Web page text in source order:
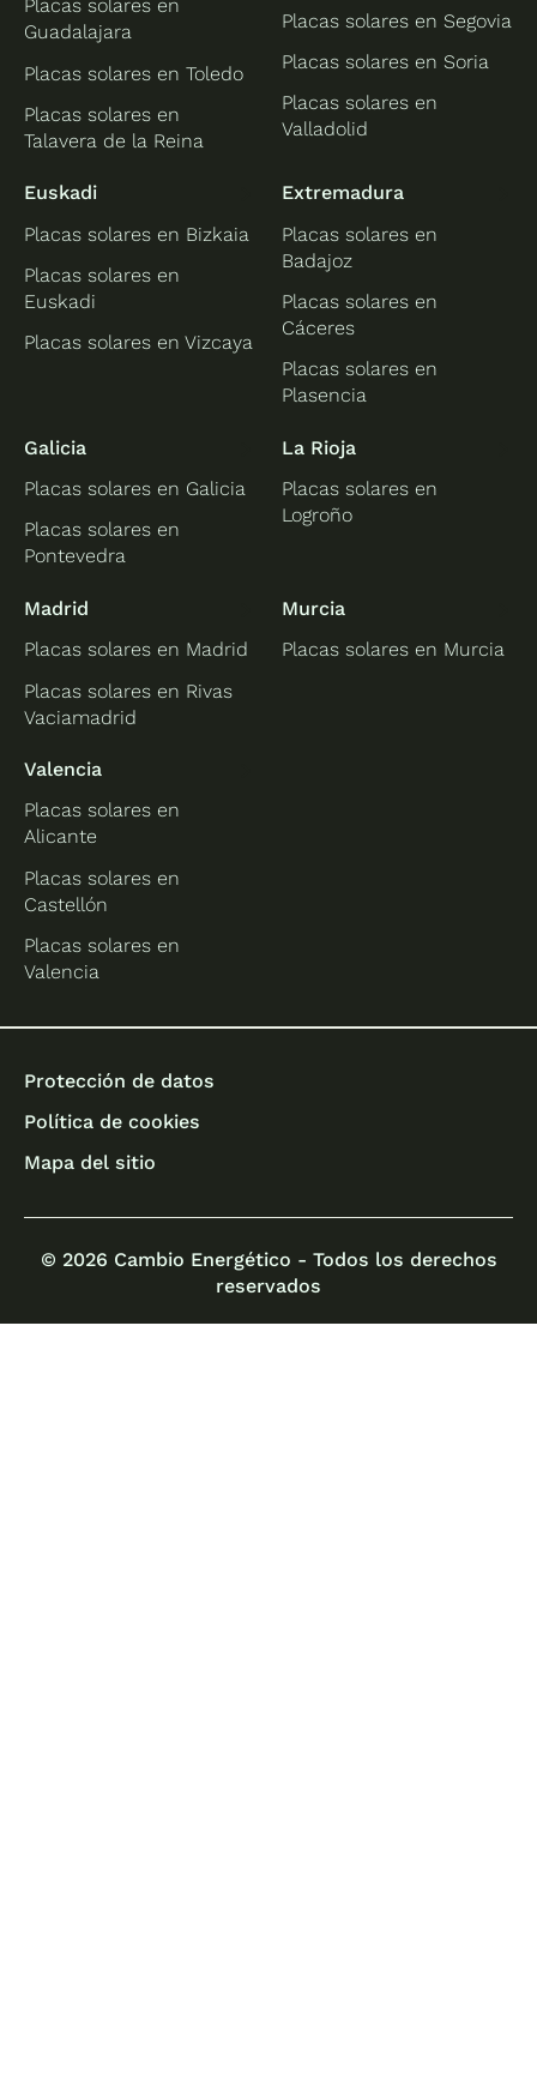
Placas solares en
Guadalajara
Placas solares en Toledo
Placas solares en
Talavera de la Reina
Placas solares en Segovia
Placas solares en Soria
Placas solares en
Valladolid
Euskadi
Placas solares en Bizkaia
Placas solares en
Euskadi
Placas solares en Vizcaya
Extremadura
Placas solares en
Badajoz
Placas solares en
Cáceres
Placas solares en
Plasencia
Galicia
Placas solares en Galicia
Placas solares en
Pontevedra
La Rioja
Placas solares en
Logroño
Madrid
Placas solares en Madrid
Placas solares en Rivas
Vaciamadrid
Murcia
Placas solares en Murcia
Valencia
Placas solares en
Alicante
Placas solares en
Castellón
Placas solares en
Valencia
Protección de datos
Política de cookies
Mapa del sitio
© 2026 Cambio Energético - Todos los derechos
reservados